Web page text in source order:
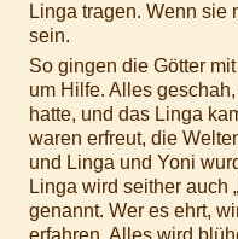
Linga tragen. Wenn sie
sein.
So gingen die Götter
um Hilfe. Alles
hatte, und das Linga
waren erfreut, die
und Linga und Yoni
Linga wird seither auch
genannt. Wer es ehrt,
erfahren. Alles wird